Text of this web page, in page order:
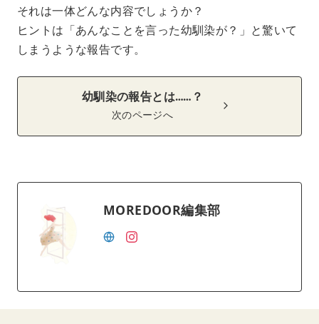
それは一体どんな内容でしょうか？
ヒントは「あんなことを言った幼馴染が？」と驚いて
しまうような報告です。
幼馴染の報告とは……？
次のページへ
MOREDOOR編集部